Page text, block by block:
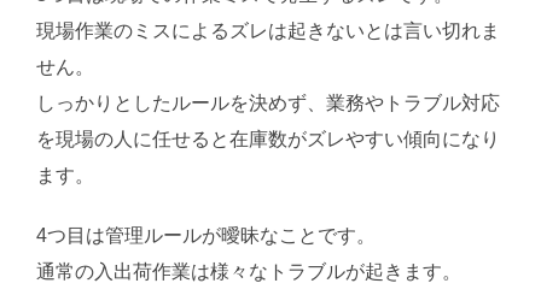
現場作業のミスによるズレは起きないとは言い切れま
せん。
しっかりとしたルールを決めず、業務やトラブル対応
を現場の人に任せると在庫数がズレやすい傾向になり
ます。
4つ目は管理ルールが曖昧なことです。
通常の入出荷作業は様々なトラブルが起きます。